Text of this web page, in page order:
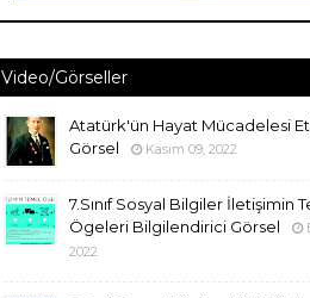
Video/Görseller
Atatürk'ün Hayat Mücadelesi
Görsel
Kasım 09, 2022
7.Sınıf Sosyal Bilgiler İletişimin
Ögeleri Bilgilendirici Görsel
2022